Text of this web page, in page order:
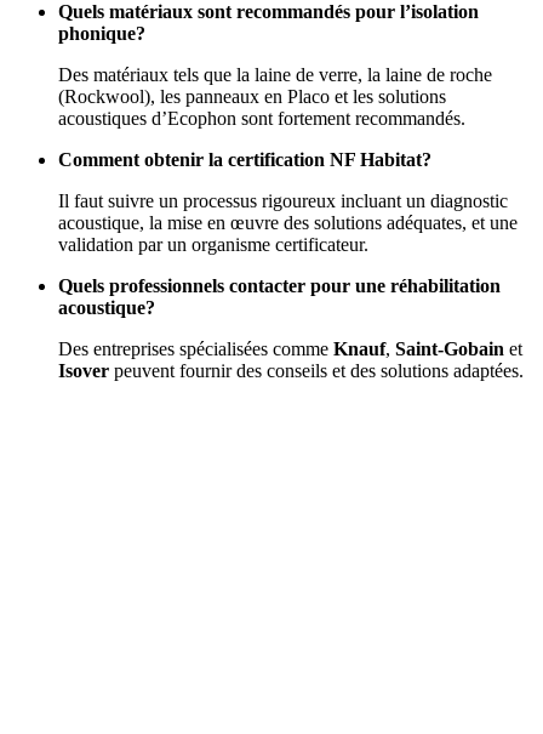
Quels matériaux sont recommandés pour l’isolation
phonique?
Des matériaux tels que la laine de verre, la laine de roche
(Rockwool), les panneaux en Placo et les solutions
acoustiques d’Ecophon sont fortement recommandés.
Comment obtenir la certification NF Habitat?
Il faut suivre un processus rigoureux incluant un diagnostic
acoustique, la mise en œuvre des solutions adéquates, et une
validation par un organisme certificateur.
Quels professionnels contacter pour une réhabilitation
acoustique?
Des entreprises spécialisées comme Knauf, Saint-Gobain et
Isover peuvent fournir des conseils et des solutions adaptées.